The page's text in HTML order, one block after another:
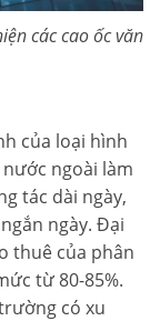
các cao ốc văn
của loại hình
ngoài làm
tác dài ngày,
ngày. Đại
thuê của phân
từ 80-85%.
có xu